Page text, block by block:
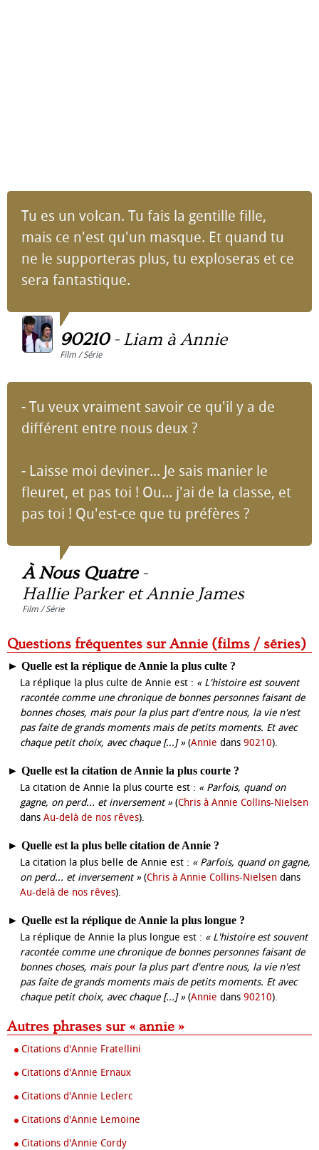
Tu es un volcan. Tu fais la gentille fille,
mais ce n'est qu'un masque. Et quand tu
ne le supporteras plus, tu exploseras et ce
sera fantastique.
90210- Liam à Annie
Film / Série
- Tu veux vraiment savoir ce qu'il y a de
différent entre nous deux ?
- Laisse moi deviner... Je sais manier le
fleuret, et pas toi ! Ou... j'ai de la classe, et
pas toi ! Qu'est-ce que tu préfères ?
À Nous Quatre-
Hallie Parker et Annie James
Film / Série
Questions fréquentes sur Annie (films / séries)
► Quelle est la réplique de Annie la plus culte ?
La réplique la plus culte de Annie est : « L'histoire est souvent
racontée comme une chronique de bonnes personnes faisant de
bonnes choses, mais pour la plus part d'entre nous, la vie n'est
pas faite de grands moments mais de petits moments. Et avec
chaque petit choix, avec chaque [...] »(Annie dans 90210).
► Quelle est la citation de Annie la plus courte ?
La citation de Annie la plus courte est : « Parfois, quand on
gagne, on perd... et inversement »(Chris à Annie Collins-Nielsen
dans Au-delà de nos rêves).
► Quelle est la plus belle citation de Annie ?
La citation la plus belle de Annie est : « Parfois, quand on gagne,
on perd... et inversement »(Chris à Annie Collins-Nielsen dans
Au-delà de nos rêves).
► Quelle est la réplique de Annie la plus longue ?
La réplique de Annie la plus longue est : « L'histoire est souvent
racontée comme une chronique de bonnes personnes faisant de
bonnes choses, mais pour la plus part d'entre nous, la vie n'est
pas faite de grands moments mais de petits moments. Et avec
chaque petit choix, avec chaque [...] »(Annie dans 90210).
Autres phrases sur « annie »
Citations d'Annie Fratellini
Citations d'Annie Ernaux
Citations d'Annie Leclerc
Citations d'Annie Lemoine
Citations d'Annie Cordy